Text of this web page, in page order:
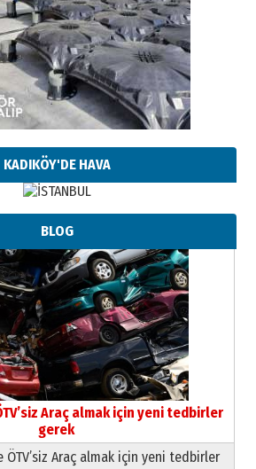
KADIKÖY'DE HAVA
BLOG
Araç almak için yeni tedbirler
gerek
Araç almak için yeni tedbirler
Yeri
Gündoğdu
ÜÇ KIZI
2026 Perşembe
Sebahattin Şirin’e
Pazartesi